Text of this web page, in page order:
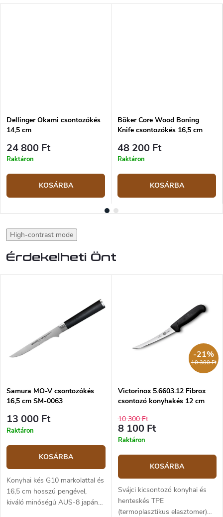
Dellinger Okami csontozókés
14,5 cm
24 800 Ft
Raktáron
KOSÁRBA
Böker Core Wood Boning
Knife csontozókés 16,5 cm
48 200 Ft
Raktáron
KOSÁRBA
High-contrast mode
Érdekelheti Önt
Samura MO-V csontozókés
16,5 cm SM-0063
13 000 Ft
Raktáron
KOSÁRBA
Konyhai kés G10 markolattal és
16,5 cm hosszú pengével,
kiváló minőségű AUS-8 japán
10 300 Ft
-21%
Victorinox 5.6603.12 Fibrox
csontozó konyhakés 12 cm
10 300 Ft
8 100 Ft
Raktáron
KOSÁRBA
Svájci kicsontozó konyhai és
henteskés TPE
(termoplasztikus elasztomer)